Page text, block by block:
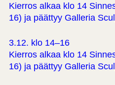
Kierros alkaa klo 14
16) ja päättyy Galleria
3.12. klo 14–16
Kierros alkaa klo 14
16) ja päättyy Galleria